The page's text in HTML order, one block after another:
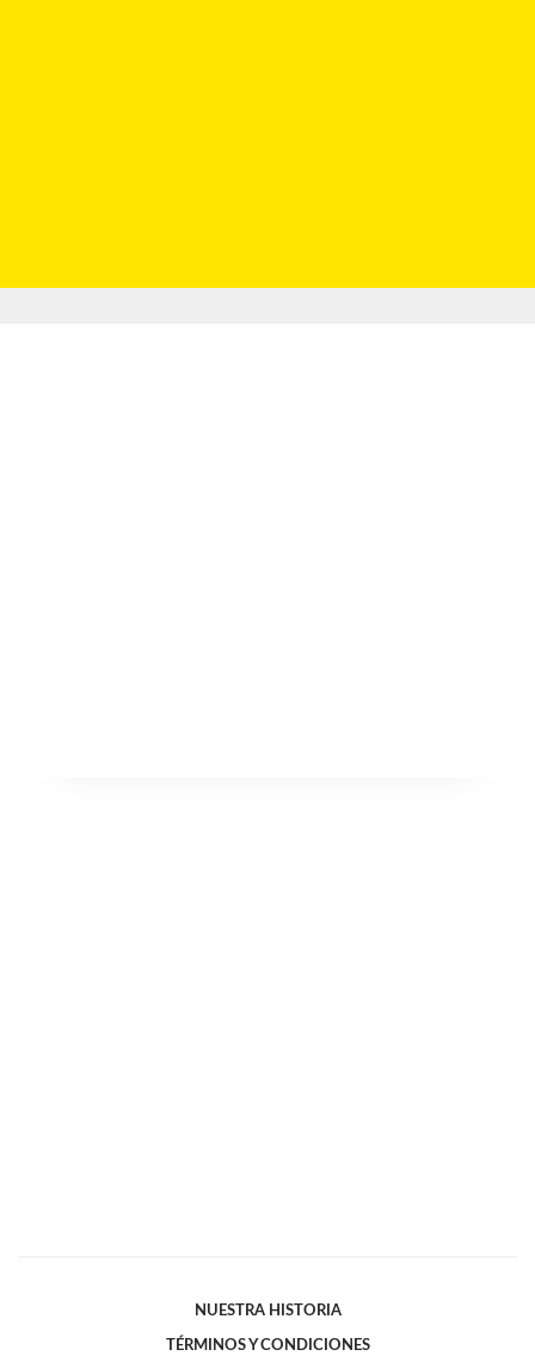
NUESTRA HISTORIA
TÉRMINOS Y CONDICIONES